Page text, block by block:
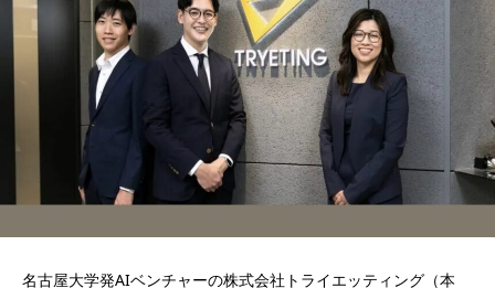
名古屋大学発AIベンチャーの株式会社トライエッティング（本